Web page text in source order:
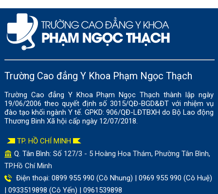
Trường Cao đẳng Y Khoa Phạm Ngọc Thạch
Trường Cao đẳng Y Khoa Phạm Ngọc Thạch thành lập ngày
19/06/2006 theo quyết định số 3015/QĐ-BGD&ĐT với nhiệm vụ
đào tạo khối ngành Y tế. GPKD: 906/QĐ-LĐTBXH do Bộ Lao động
Thương Binh Xã hội cấp ngày 12/07/2018.
TP. HỒ CHÍ MINH
Q. Tân Bình: Số 127/3 - 5 Hoàng Hoa Thám, Phường Tân Bình,
TP.Hồ Chí Minh
Điện thoại: 0899 955 990 (Cô Nhung) | 0969 955 990 (Cô Huệ)
| 0933519898 (Cô Yến) | 0961539898